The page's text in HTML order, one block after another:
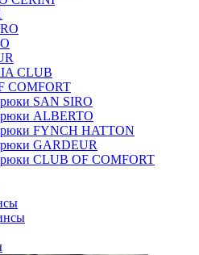
CLUB
COMFORT
SAN SIRO
ALBERTO
FYNCH HATTON
GARDEUR
CLUB OF COMFORT